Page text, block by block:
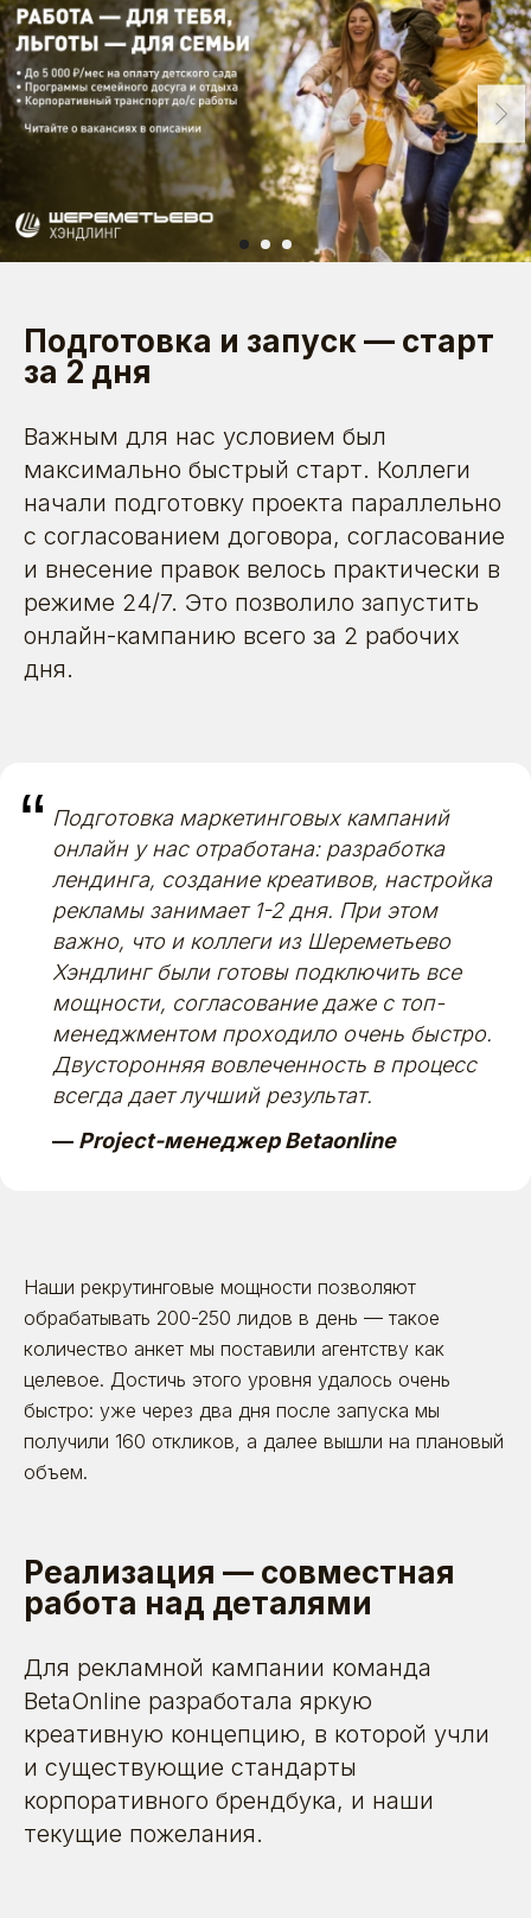
Подготовка и запуск — старт
за 2 дня
Важным для нас условием был
максимально быстрый старт. Коллеги
начали подготовку проекта параллельно
с согласованием договора, согласование
и внесение правок велось практически в
режиме 24/7. Это позволило запустить
онлайн-кампанию всего за 2 рабочих
дня.
“ Подготовка маркетинговых кампаний
онлайн у нас отработана: разработка
лендинга, создание креативов, настройка
рекламы занимает 1-2 дня. При этом
важно, что и коллеги из Шереметьево
Хэндлинг были готовы подключить все
мощности, согласование даже с топ-
менеджментом проходило очень быстро.
Двусторонняя вовлеченность в процесс
всегда дает лучший результат.
— Project-менеджер Betaonline
Наши рекрутинговые мощности позволяют
обрабатывать 200-250 лидов в день — такое
количество анкет мы поставили агентству как
целевое. Достичь этого уровня удалось очень
быстро: уже через два дня после запуска мы
получили 160 откликов, а далее вышли на плановый
объем.
Реализация — совместная
работа над деталями
Для рекламной кампании команда
BetaOnline разработала яркую
креативную концепцию, в которой учли
и существующие стандарты
корпоративного брендбука, и наши
текущие пожелания.